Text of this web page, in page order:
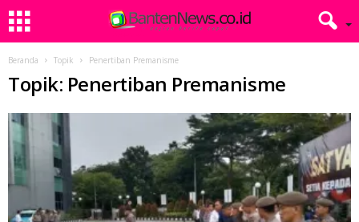
Beranda Topik Penertiban Premanisme
Topik: Penertiban Premanisme